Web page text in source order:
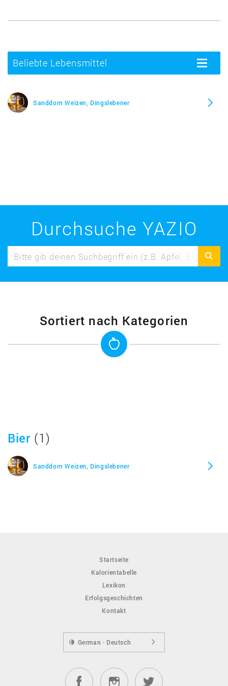
Beliebte Lebensmittel
Toggle
Sanddorn Weizen, Dingslebener
Durchsuche YAZIO
Sortiert nach Kategorien
Bier (1)
Sanddorn Weizen, Dingslebener
Startseite
Kalorientabelle
Lexikon
Erfolgsgeschichten
Kontakt
German · Deutsch